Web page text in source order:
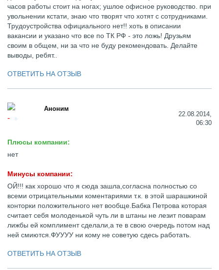
часов работы стоит на ногах; ушлое офисное руководство. при
увольнении кстати, знаю что творят что хотят с сотрудниками.
Трудоустройства официального нет!! хоть в описании
вакансии и указано что все по ТК РФ - это ложь! Друзьям
своим в общем, ни за что не буду рекомендовать. Делайте
выводы, ребят..
ОТВЕТИТЬ НА ОТЗЫВ
Аноним
22.08.2014,
06:30
Плюсы компании:
нет
Минусы компании:
ОЙ!!! как хорошо что я сюда зашла,согласна полностью со
всеми отрицательными коментариями т.к. в этой шарашкиной
конторки положительного нет вообще.Бабка Петрова которая
считает себя молоденькой чуть ли в штаны не лезит поварам
лижбы ей комплимент сделали,а те в свою очередь потом над
ней смиются.ФУУУУ ни кому не советую сдесь работать.
ОТВЕТИТЬ НА ОТЗЫВ